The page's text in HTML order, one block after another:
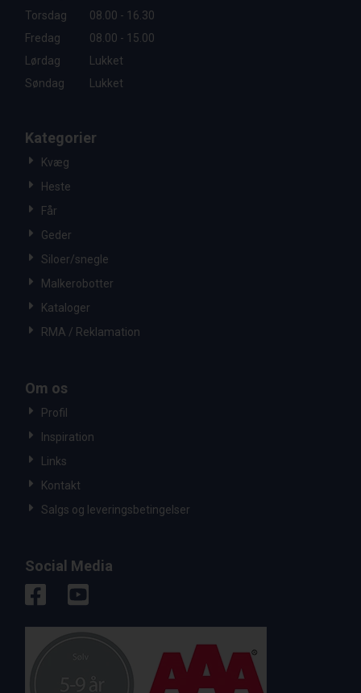
Torsdag
08.00 - 16.30
Fredag
08.00 - 15.00
Lørdag
Lukket
Søndag
Lukket
Kategorier
Kvæg
Heste
Får
Geder
Siloer/snegle
Malkerobotter
Kataloger
RMA / Reklamation
Om os
Profil
Inspiration
Links
Kontakt
Salgs og leveringsbetingelser
Social Media